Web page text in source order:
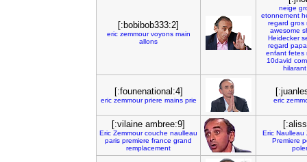
[:bobibob333:2]
eric zemmour voyons main
allons
neige
etonnement
regard gros
awesome
Heidecker
regard papa
enfant fetes
10david
hilarant
[:founenational:4]
eric zemmour priere mains prie eric
[:vilaine ambree:9]
Eric Zemmour couche naulleau
paris premiere france grand
remplacement
Eric Naulleau
Premiere